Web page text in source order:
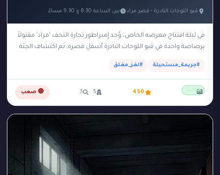
قبو اللوحات النادرة - قصر مراد بين الساعة 8:30 و 9:30 مساءً
في ليلة افتتاح معرضه الخاص، وُجد إمبراطور تجارة التحف 'مراد' مقتولاً
برصاصة واحدة في قبو اللوحات النادرة أسفل قصره. تم اكتشاف الجثة
#جريمة_مستحيلة #لغز_مغلق
مجانية 450
5
3 🔴 صعب 📖